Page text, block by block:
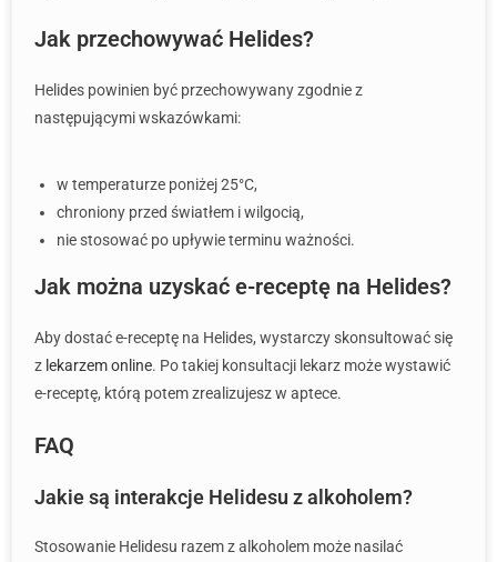
Jak przechowywać Helides?
Helides powinien być przechowywany zgodnie z
następującymi wskazówkami:
w temperaturze poniżej 25°C,
chroniony przed światłem i wilgocią,
nie stosować po upływie terminu ważności.
Jak można uzyskać e-receptę na Helides?
Aby dostać e-receptę na Helides, wystarczy skonsultować się
z lekarzem online. Po takiej konsultacji lekarz może wystawić
e-receptę, którą potem zrealizujesz w aptece.
FAQ
Jakie są interakcje Helidesu z alkoholem?
Stosowanie Helidesu razem z alkoholem może nasilać